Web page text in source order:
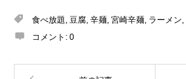
食べ放題, 豆腐, 辛麺, 宮崎辛麺, ラーメン,
コメント: 0